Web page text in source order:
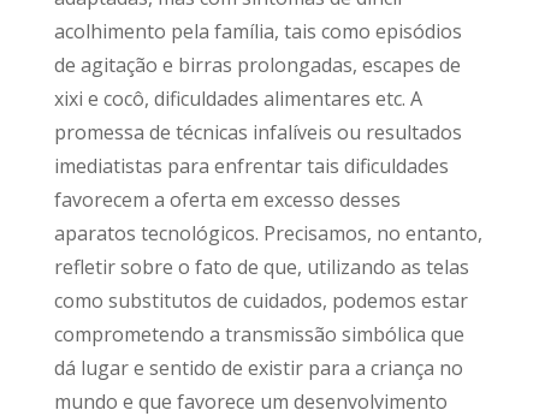
acolhimento pela família, tais como episódios
de agitação e birras prolongadas, escapes de
xixi e cocô, dificuldades alimentares etc. A
promessa de técnicas infalíveis ou resultados
imediatistas para enfrentar tais dificuldades
favorecem a oferta em excesso desses
aparatos tecnológicos. Precisamos, no entanto,
refletir sobre o fato de que, utilizando as telas
como substitutos de cuidados, podemos estar
comprometendo a transmissão simbólica que
dá lugar e sentido de existir para a criança no
mundo e que favorece um desenvolvimento